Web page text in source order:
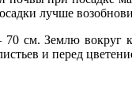
лучше
см. Землю вокруг
и перед